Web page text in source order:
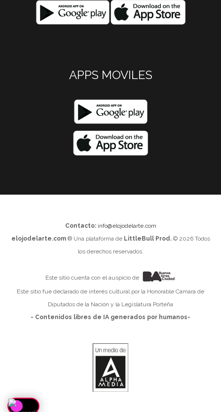
APPS MOVILES
Contacto: info@elojodelarte.com
elojodelarte.com® Una plataforma de LittleBull Prod.© 2026 Todos
los derechos reservados.
Este sitio cuenta con el auspicio de
Este sitio fue declarado de interés cultural por la Honorable Cámara de
Diputados de la Nación y la Legislatura Porteña
- Contenidos libres de IA generados por humanos-